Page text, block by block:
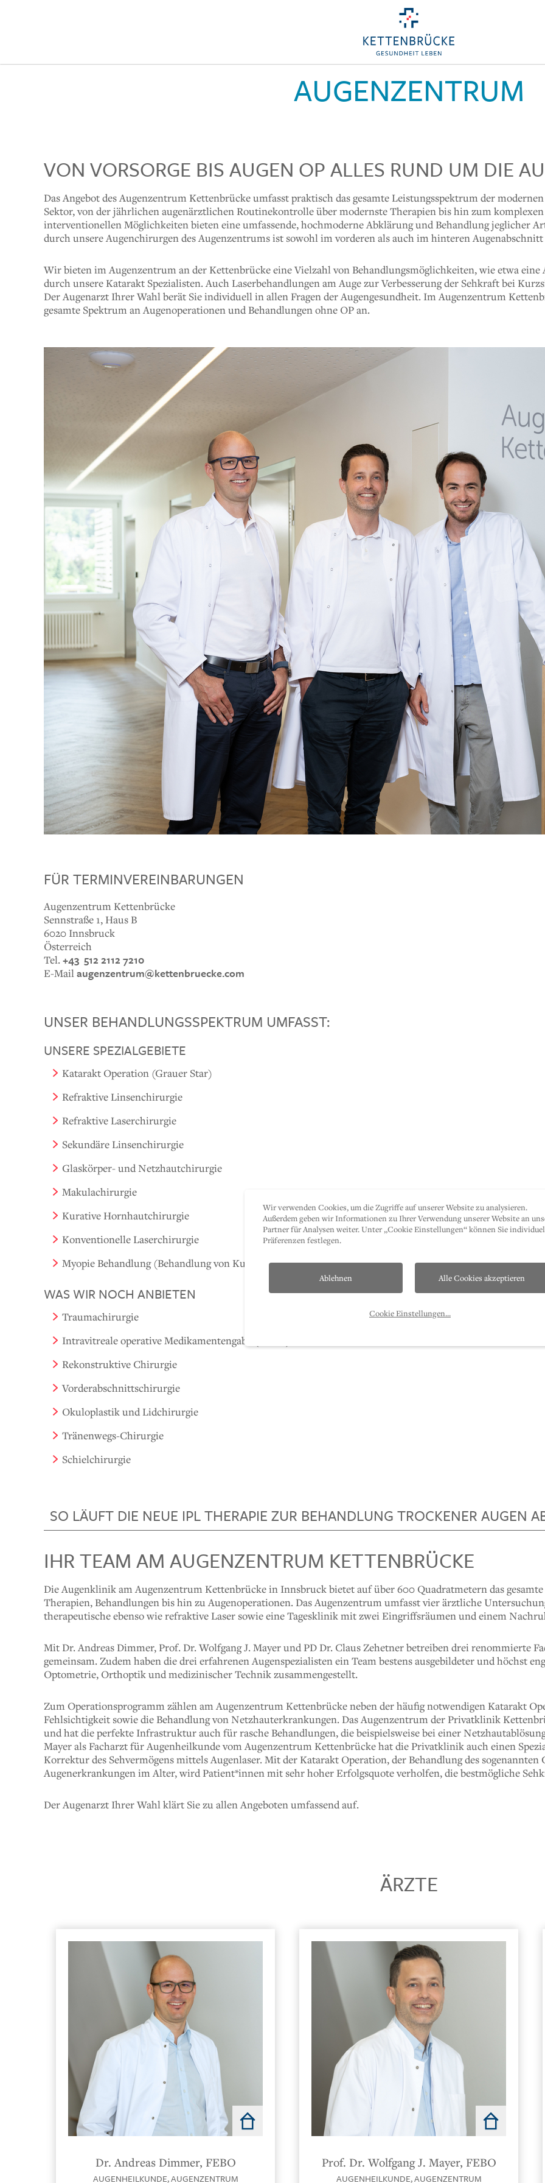
AUGENZENTRUM
VON VORSORGE BIS AUGEN OP ALLES RUND UM DIE
Das Angebot des Augenzentrum Kettenbrücke umfasst praktisch das gesamte Leistungsspektrum der
Sektor, von der jährlichen augenärztlichen Routinekontrolle über modernste Therapien bis hin zum
interventionellen Möglichkeiten bieten eine umfassende, hochmoderne Abklärung und Behandlung jeglicher
durch unsere Augenchirurgen des Augenzentrums ist sowohl im vorderen als auch im hinteren
Wir bieten im Augenzentrum an der Kettenbrücke eine Vielzahl von Behandlungsmöglichkeiten, wie etwa eine
durch unsere Katarakt Spezialisten. Auch Laserbehandlungen am Auge zur Verbesserung der Sehkraft bei
Der Augenarzt Ihrer Wahl berät Sie individuell in allen Fragen der Augengesundheit. Im Augenzentrum
gesamte Spektrum an Augenoperationen und Behandlungen ohne OP an.
FÜR TERMINVEREINBARUNGEN
Augenzentrum Kettenbrücke
Sennstraße 1, Haus B
6020 Innsbruck
Österreich
Tel. +43 512 2112 7210
E-Mailaugenzentrum@kettenbruecke.com
UNSER BEHANDLUNGSSPEKTRUM UMFASST:
UNSERE SPEZIALGEBIETE
Katarakt Operation (Grauer Star)
Refraktive Linsenchirurgie
Refraktive Laserchirurgie
Sekundäre Linsenchirurgie
Glaskörper- und Netzhautchirurgie
Makulachirurgie
Kurative Hornhautchirurgie
Konventionelle Laserchirurgie
Myopie Behandlung (Behandlung von Kurzsichtigkeit)
WAS WIR NOCH ANBIETEN
Traumachirurgie
Intravitreale operative Medikamentengabe (IVOM)
Rekonstruktive Chirurgie
Vorderabschnittschirurgie
Okuloplastik und Lidchirurgie
Tränenwegs-Chirurgie
Schielchirurgie
SO LÄUFT DIE NEUE IPL THERAPIE ZUR BEHANDLUNG TROCKENER AUGEN
IHR TEAM AM AUGENZENTRUM KETTENBRÜCKE
Die Augenklinik am Augenzentrum Kettenbrücke in Innsbruck bietet auf über 600 Quadratmetern das
Therapien, Behandlungen bis hin zu Augenoperationen. Das Augenzentrum umfasst vier ärztliche
therapeutische ebenso wie refraktive Laser sowie eine Tagesklinik mit zwei Eingriffsräumen und einem
Mit Dr. Andreas Dimmer, Prof. Dr. Wolfgang J. Mayer und PD Dr. Claus Zehetner betreiben drei renommierte
gemeinsam. Zudem haben die drei erfahrenen Augenspezialisten ein Team bestens ausgebildeter und höchst
Optometrie, Orthoptik und medizinischer Technik zusammengestellt.
Zum Operationsprogramm zählen am Augenzentrum Kettenbrücke neben der häufig notwendigen Katarakt
Fehlsichtigkeit sowie die Behandlung von Netzhauterkrankungen. Das Augenzentrum der Privatklinik
und hat die perfekte Infrastruktur auch für rasche Behandlungen, die beispielsweise bei einer
Mayer als Facharzt für Augenheilkunde vom Augenzentrum Kettenbrücke hat die Privatklinik auch einen
Korrektur des Sehvermögens mittels Augenlaser. Mit der Katarakt Operation, der Behandlung des sogenannten
Augenerkrankungen im Alter, wird Patient*innen mit sehr hoher Erfolgsquote verholfen, die bestmögliche
Der Augenarzt Ihrer Wahl klärt Sie zu allen Angeboten umfassend auf.
ÄRZTE
Direkt
der
Dr. Andreas Dimmer, FEBO
AUGENHEILKUNDE,AUGENZENTRUM
Direkt
der
Prof. Dr. Wolfgang J. Mayer, FEBO
AUGENHEILKUNDE,AUGENZENTRUM
Wir verwenden Cookies, um die Zugriffe auf unserer Website zu analysieren.
Außerdem geben wir Informationen zu Ihrer Verwendung unserer Website an
Partner für Analysen weiter. Unter „Cookie Einstellungen“ können Sie
Präferenzen festlegen.
Cookie Einstellungen...
Ablehnen Alle Cookies akzeptieren